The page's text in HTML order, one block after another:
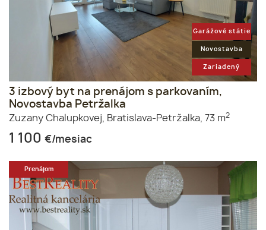
Garážové státie
Novostavba
Zariadený
3 izbový byt na prenájom s parkovaním,
Novostavba Petržalka
Zuzany Chalupkovej, Bratislava-Petržalka, 73 m2
1 100 €/mesiac
Prenájom